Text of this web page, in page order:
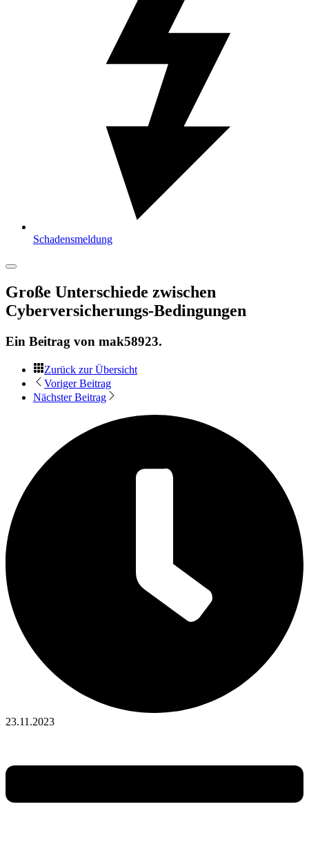
Schadensmeldung
Große Unterschiede zwischen
Cyberversicherungs-Bedingungen
Ein Beitrag von mak58923.
Zurück zur Übersicht
Voriger Beitrag
Nächster Beitrag
23.11.2023